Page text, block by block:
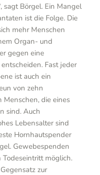
sagt Börgel. Ein Mangel
ist die Folge. Die
mehr Menschen
Organ- und
gegen eine
Fast jeder
ist auch ein
von zehn
die eines
sind. Auch
Lebensalter sind
Hornhautspender
Gewebespenden
Todeseintritt möglich.
zur